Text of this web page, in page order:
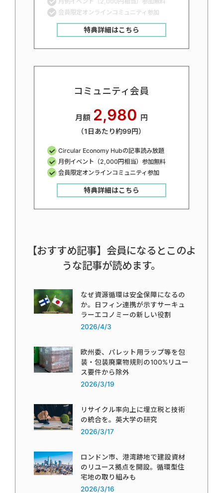
会員限定オンラインコミュニティ参加
特典詳細はこちら
コミュニティ会員
月額 2,980 円
（1日あたり約99円）
Circular Economy Hubの記事読み放題
月例イベント（2,000円相当）参加無料
会員限定オンラインコミュニティ参加
特典詳細はこちら
【おすすめ記事】会員になるとこのよ
うな記事が読めます。
なぜ資源循環は安全保障になるの
か。日フィン連携が示すサーキュ
ラーエコノミーの新しい役割
2026/4/3
欧州委、パレット用ラップ等を包
装・包装廃棄物規則の100%リユー
ス要件から除外
2026/3/19
リサイクル率向上に埋立税と技術
の統合を。英大学の研究
2026/3/17
ロンドン市、港湾跡地で建設資材
のリユース拠点を開設。循環型住
宅地の取り組みも
2026/3/16